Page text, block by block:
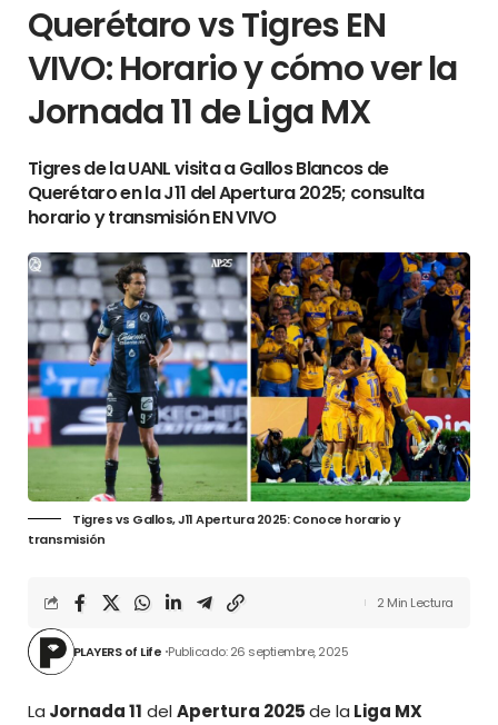
Querétaro vs Tigres EN
VIVO: Horario y cómo ver la
Jornada 11 de Liga MX
Tigres de la UANL visita a Gallos Blancos de
Querétaro en la J11 del Apertura 2025; consulta
horario y transmisión EN VIVO
Tigres vs Gallos, J11 Apertura 2025: Conoce horario y
transmisión
PLAYERS of Life Publicado: 26 septiembre, 2025
2 Min Lectura
La Jornada 11 delApertura 2025de la Liga MX